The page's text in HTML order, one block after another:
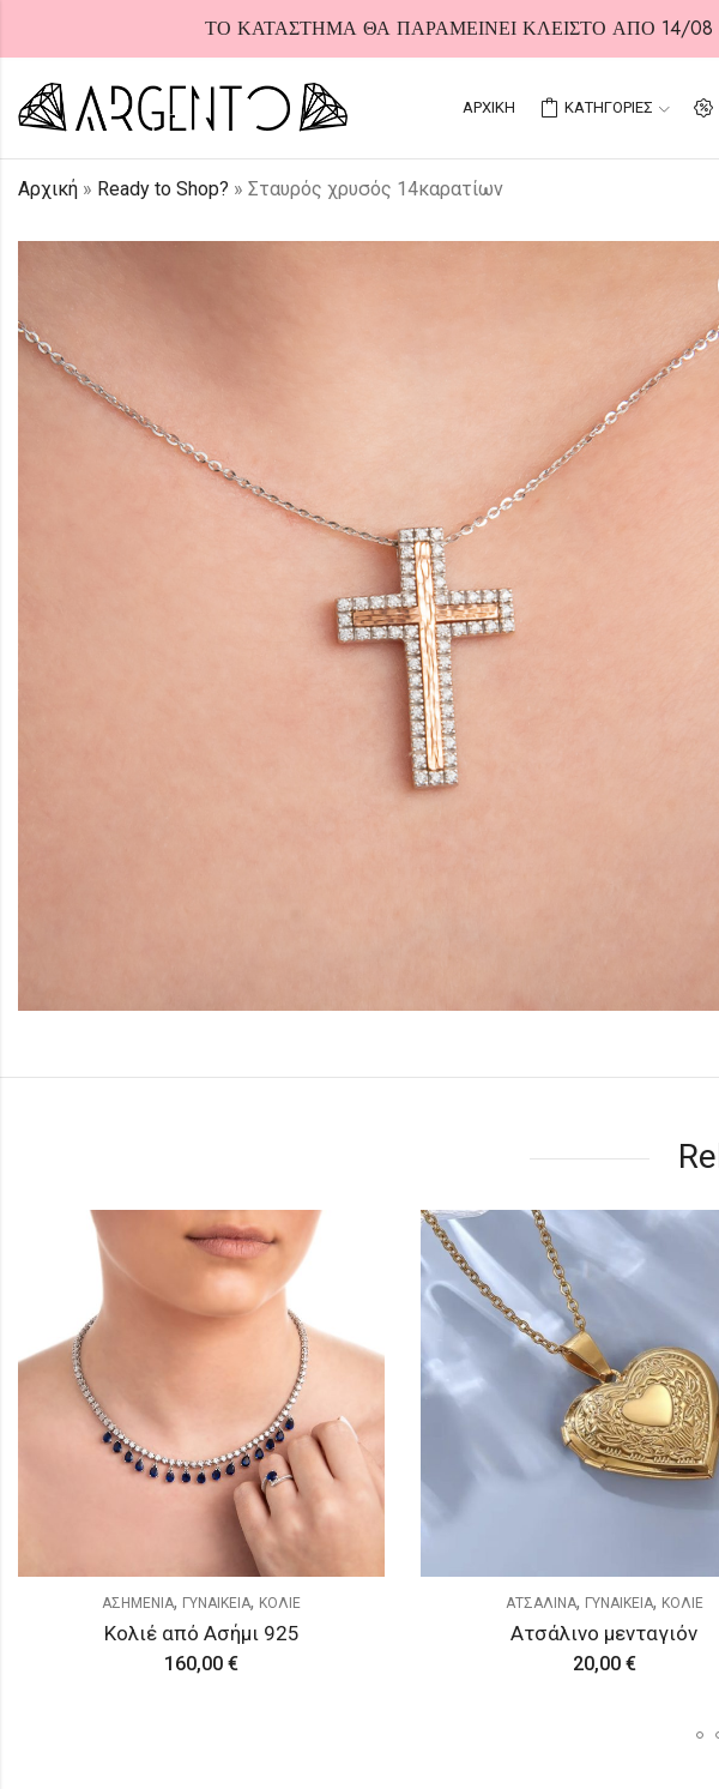
ΤΟ ΚΑΤΑΣΤΗΜΑ ΘΑ ΠΑΡΑΜΕΙΝΕΙ ΚΛΕΙΣΤΟ ΑΠΟ 14/
ΑΡΧΙΚΗ ΚΑΤΗΓΟΡΙΕΣ
Αρχική » Ready to Shop? » Σταυρός χρυσός 14καρατίων
ΑΤΣΑΛΙΝΑ, ΓΥΝΑΙΚΕΙΑ, ΚΟΛΙΕ
Ατσάλινο μενταγιόν
20,00€
ΚΟΛΙΕ
Κολιέ από Ασήμι 925
30,00 €
HOT